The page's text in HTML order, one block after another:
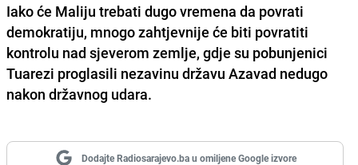
Iako će Maliju trebati dugo vremena da povrati
demokratiju, mnogo zahtjevnije će biti povratiti
kontrolu nad sjeverom zemlje, gdje su pobunjenici
Tuarezi proglasili nezavinu državu Azavad nedugo
nakon državnog udara.
Dodajte Radiosarajevo.ba u omiljene Google izvore